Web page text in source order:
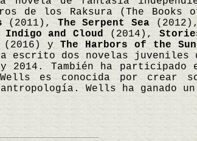
de los Raksura (The Books
(2011),The Serpent Sea
and Cloud(2014),
(2016) yThe Harbors of the Sun
escrito dos novelas
2014. También ha
es conocida por crear
Wells ha ganado un